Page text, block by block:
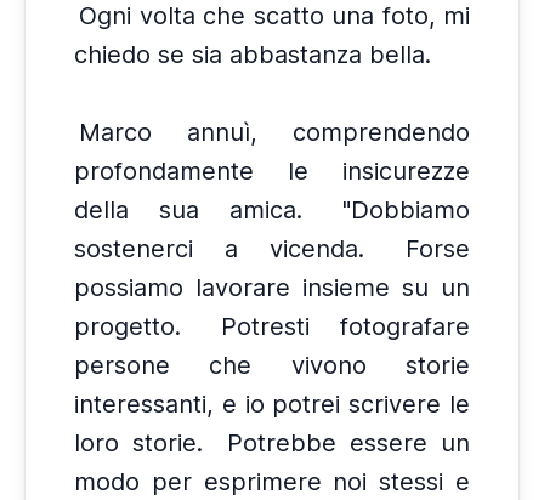
Ogni volta che scatto una foto, mi
chiedo se sia abbastanza bella.
Marco annuì, comprendendo
profondamente le insicurezze
della sua amica.
"Dobbiamo
sostenerci a vicenda.
Forse
possiamo lavorare insieme su un
progetto.
Potresti fotografare
persone che vivono storie
interessanti, e io potrei scrivere le
loro storie.
Potrebbe essere un
modo per esprimere noi stessi e